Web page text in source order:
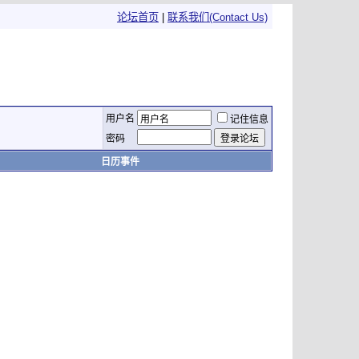
论坛首页 联系我们(Contact Us)
用户名
记住信息
密码
日历事件